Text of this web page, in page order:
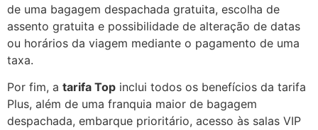
de uma bagagem despachada gratuita, escolha de
assento gratuita e possibilidade de alteração de datas
ou horários da viagem mediante o pagamento de uma
taxa.
Por fim, a tarifa Top inclui todos os benefícios da tarifa
Plus, além de uma franquia maior de bagagem
despachada, embarque prioritário, acesso às salas VIP